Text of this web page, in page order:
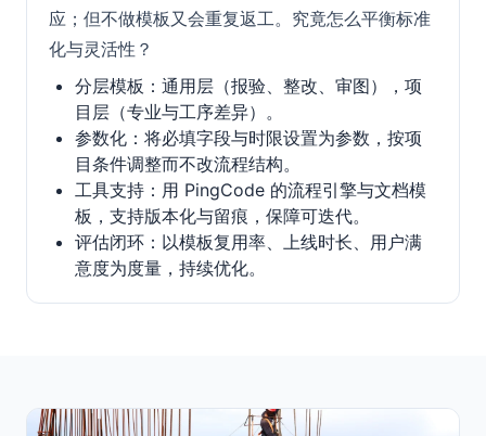
应；但不做模板又会重复返工。究竟怎么平衡标准
化与灵活性？
分层模板：通用层（报验、整改、审图），项
目层（专业与工序差异）。
参数化：将必填字段与时限设置为参数，按项
目条件调整而不改流程结构。
工具支持：用 PingCode 的流程引擎与文档模
板，支持版本化与留痕，保障可迭代。
评估闭环：以模板复用率、上线时长、用户满
意度为度量，持续优化。